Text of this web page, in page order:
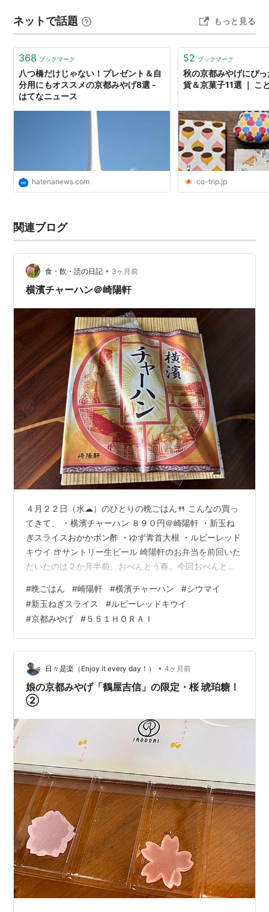
しぐれ煮 祇園むら田のだし 「祇園むら田」は京都の有名
すぎる「ごま」の専門店ですが…
ネットで話題 もっと見る
368 ブックマーク
八つ橋だけじゃない！プレゼント＆自
分用にもオススメの京都みやげ8選 -
はてなニュース
hatenanews.com
52 ブックマーク
秋の京都みやげにぴ
貨＆京菓子11選 ｜ こ
co-trip.jp
関連ブログ
食・飲・読の日記 • 3ヶ月前
横濱チャーハン＠崎陽軒
４月２２日（水☁）のひとりの晩ごはん🍴 こんなの買っ
てきて、 ・横濱チャーハン ８９０円＠崎陽軒 ・新玉ね
ぎスライスおかかポン酢 ・ゆず青首大根 ・ルビーレッド
キウイ 🍺サントリー生ビール 崎陽軒のお弁当を前回いた
だいたのは２か月半前、おべんとう春。今回おべんとう
から１１０円の値上がり。ひぇぇぇぇ😢 シウマイも筍煮
もいつもどおり、安定のおいしさ💕 チャーハンをちびち
び食べて、おビールゴクゴク、おいしーーー💕 チャーハ
ンにのっかっているえびもグリンピースもおいしーーー
💕 鶏チリソース煮は小さいけど、やわらかくて、味のパ
ンチがあって、おいしーーー💕…
#晩ごはん #崎陽軒 #横濱チャーハン #シウマイ
#新玉ねぎスライス #ルビーレッドキウイ
#京都みやげ #５５１ＨＯＲＡＩ
日々是楽（Enjoy it every day！） • 4ヶ月前
娘の京都みやげ「鶴屋吉信」の限定・桜 琥珀糖！
②